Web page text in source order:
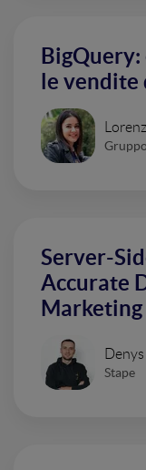
le
Server-
Accurate
Marketing
Stape